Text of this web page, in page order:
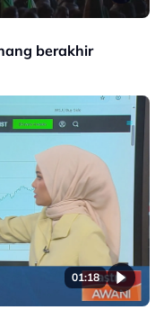
berakhir
01:18